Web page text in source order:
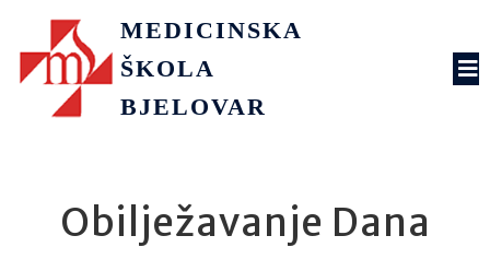
MEDICINSKA
ŠKOLA
BJELOVAR
Obilježavanje Dana